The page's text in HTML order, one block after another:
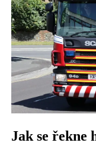
Jak se řekne